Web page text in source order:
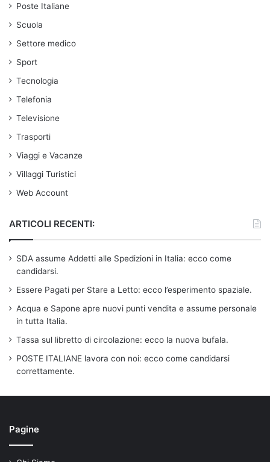
Poste Italiane
Scuola
Settore medico
Sport
Tecnologia
Telefonia
Televisione
Trasporti
Viaggi e Vacanze
Villaggi Turistici
Web Account
ARTICOLI RECENTI:
SDA assume Addetti alle Spedizioni in Italia: ecco come
candidarsi.
Essere Pagati per Stare a Letto: ecco l’esperimento spaziale.
Acqua e Sapone apre nuovi punti vendita e assume personale
in tutta Italia.
Tassa sul libretto di circolazione: ecco la nuova bufala.
POSTE ITALIANE lavora con noi: ecco come candidarsi
correttamente.
Pagine